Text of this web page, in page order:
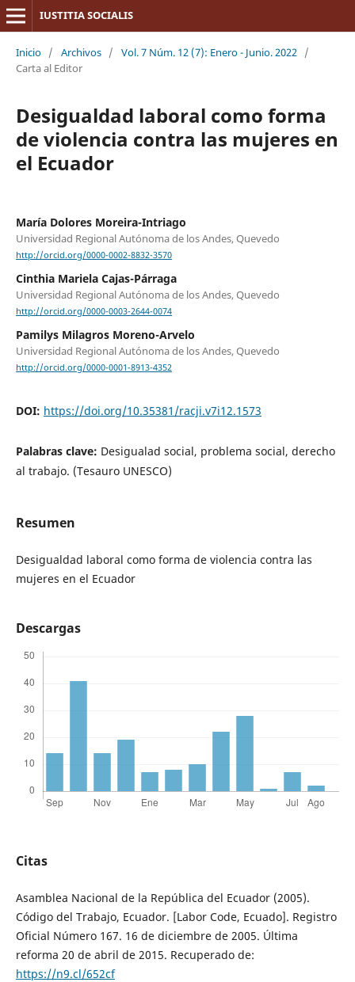
IUSTITIA SOCIALIS
Inicio / Archivos / Vol. 7 Núm. 12 (7): Enero - Junio. 2022 /
Carta al Editor
Desigualdad laboral como forma
de violencia contra las mujeres en
el Ecuador
María Dolores Moreira-Intriago
Universidad Regional Autónoma de los Andes, Quevedo
http://orcid.org/0000-0002-8832-3570
Cinthia Mariela Cajas-Párraga
Universidad Regional Autónoma de los Andes, Quevedo
http://orcid.org/0000-0003-2644-0074
Pamilys Milagros Moreno-Arvelo
Universidad Regional Autónoma de los Andes, Quevedo
http://orcid.org/0000-0001-8913-4352
DOI: https://doi.org/10.35381/racji.v7i12.1573
Palabras clave: Desigualad social, problema social, derecho
al trabajo. (Tesauro UNESCO)
Resumen
Desigualdad laboral como forma de violencia contra las
mujeres en el Ecuador
Descargas
Citas
Asamblea Nacional de la República del Ecuador (2005).
Código del Trabajo, Ecuador. [Labor Code, Ecuado]. Registro
Oficial Número 167. 16 de diciembre de 2005. Última
reforma 20 de abril de 2015. Recuperado de:
https://n9.cl/652cf